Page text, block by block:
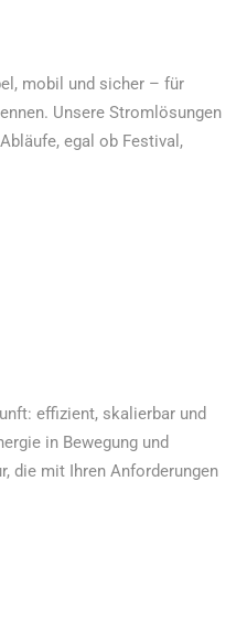
mobil und sicher – für
Unsere Stromlösungen
egal ob Festival,
effizient, skalierbar und
in Bewegung und
die mit Ihren Anforderungen